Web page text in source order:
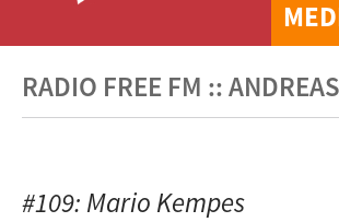
RADIO FREE FM ::
#109: Mario Kempes